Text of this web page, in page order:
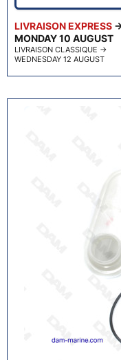
LIVRAISON EXPRESS
MONDAY 10 AUGUST
LIVRAISON CLASSIQUE →
WEDNESDAY 12 AUGUST